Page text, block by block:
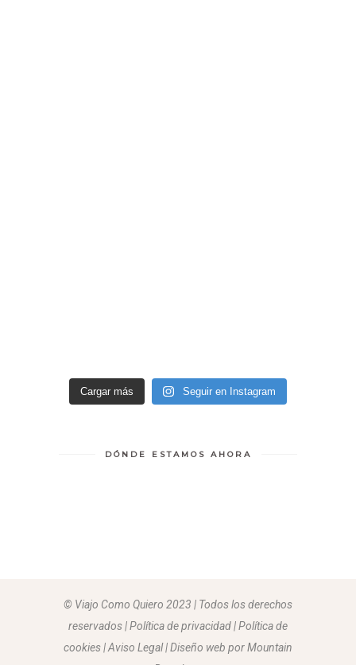
Cargar más Seguir en Instagram
DÓNDE ESTAMOS AHORA
© Viajo Como Quiero 2023 | Todos los derechos
reservados | Política de privacidad | Política de
cookies | Aviso Legal |Diseño web por Mountain